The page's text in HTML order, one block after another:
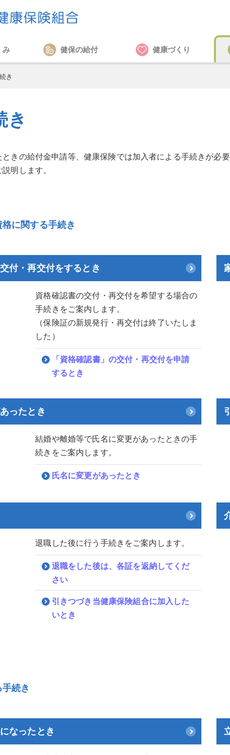
み 健保の給付 健康づくり
き
き
きの給付金申請等、健康保険では加入者による手続きが必
明します。
に関する手続き
付・再交付をするとき
資格確認書の交付・再交付を希望する場合の
手続きをご案内します。
（保険証の新規発行・再交付は終了いたしま
した）
「資格確認書」の交付・再交付を申請
するとき
ったとき
結婚や離婚等で氏名に変更があったときの手
続きをご案内します。
氏名に変更があったとき
退職した後に行う手続きをご案内します。
退職をした後は、各証を返納してくだ
さい
引きつづき当健康保険組合に加入した
いとき
続き
なったとき